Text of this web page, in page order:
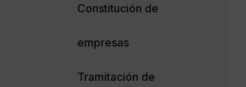
Constitución de
empresas
Tramitación de